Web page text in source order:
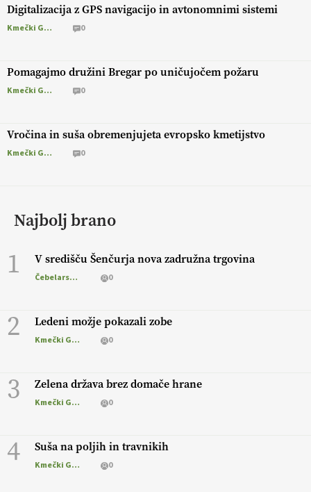
Digitalizacija z GPS navigacijo in avtonomnimi sistemi
Kmečki Glas 0
Pomagajmo družini Bregar po uničujočem požaru
Kmečki Glas 0
Vročina in suša obremenjujeta evropsko kmetijstvo
Kmečki Glas 0
Najbolj brano
1 V središču Šenčurja nova zadružna trgovina
Čebelarstvo 0
2 Ledeni možje pokazali zobe
Kmečki Glas 0
3 Zelena država brez domače hrane
Kmečki Glas 0
4 Suša na poljih in travnikih
Kmečki Glas 0